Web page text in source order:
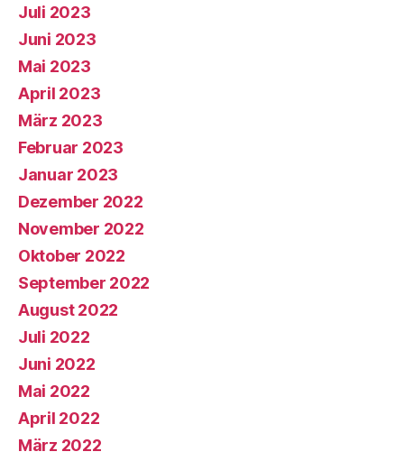
Juli 2023
Juni 2023
Mai 2023
April 2023
März 2023
Februar 2023
Januar 2023
Dezember 2022
November 2022
Oktober 2022
September 2022
August 2022
Juli 2022
Juni 2022
Mai 2022
April 2022
März 2022